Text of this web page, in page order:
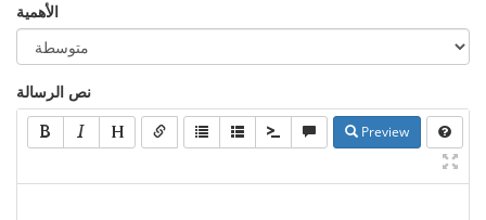
الأهمية
نص الرسالة
Preview